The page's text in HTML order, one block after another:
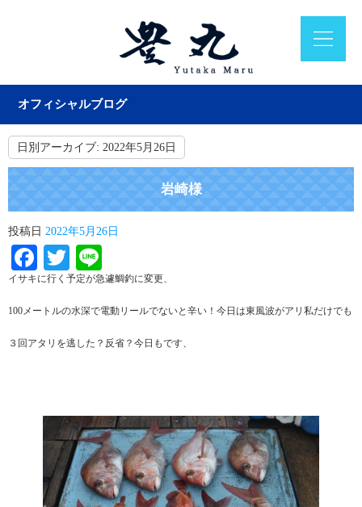
オフィシャルブログ
日別アーカイブ: 2022年5月26日
岩崎様
投稿日 2022年5月26日
Facebook
Twitter
イサキに行く予定が急遽鯛釣に変更、
100メートルの水深で電動リールでないと辛い！今日は東風波がアリ私だけでも
３回アタリを逃した？反省？今日もです、